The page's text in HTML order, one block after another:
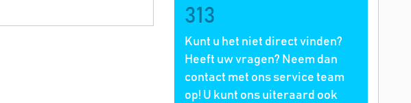
313
Kunt u het niet direct vinden?
Heeft uw vragen? Neem dan
contact met ons service team
op! U kunt ons uiteraard ook